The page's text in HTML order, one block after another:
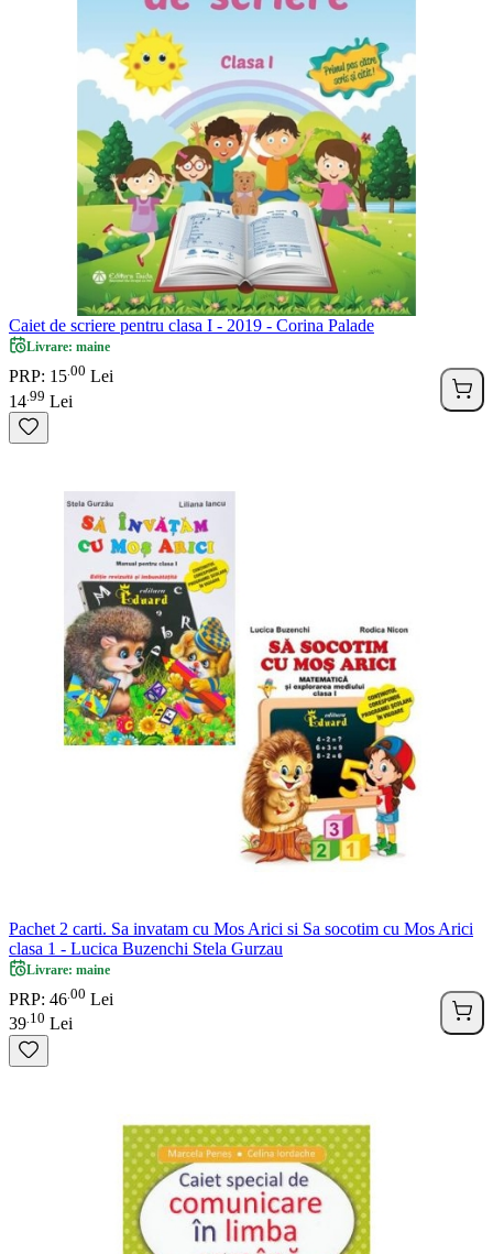
Caiet de scriere pentru clasa I - 2019 - Corina Palade
Livrare: maine
PRP: 15 00 Lei
14 99 Lei
Pachet 2 carti. Sa invatam cu Mos Arici si Sa socotim cu Mos Arici
clasa 1 - Lucica Buzenchi Stela Gurzau
Livrare: maine
PRP: 46 00 Lei
39 10 Lei